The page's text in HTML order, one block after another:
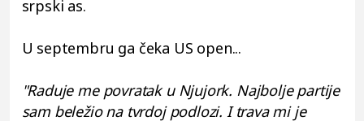
srpski as.
U septembru ga čeka US open...
"Raduje me povratak u Njujork. Najbolje partije
sam beležio na tvrdoj podlozi. I trava mi je